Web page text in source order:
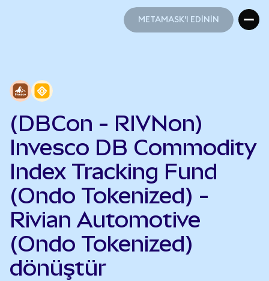
METAMASK'I EDİNİN
(DBCon - RIVNon)
Invesco DB Commodity
Index Tracking Fund
(Ondo Tokenized) -
Rivian Automotive
(Ondo Tokenized)
dönüştür